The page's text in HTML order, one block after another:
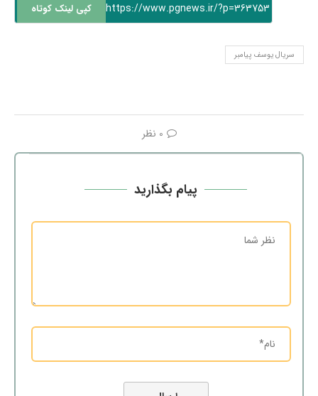
https://www.pgnews.ir/?p=363753 کپی لینک کوتاه
سریال یوسف پیامبر
0 نظر
پیام بگذارید